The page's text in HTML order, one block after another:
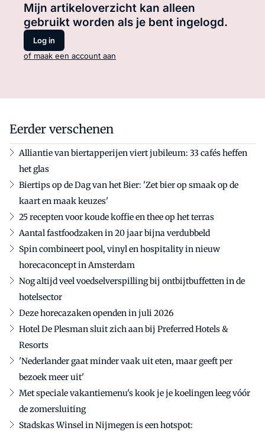
Mijn artikeloverzicht kan alleen
gebruikt worden als je bent ingelogd.
Log in
of maak een account aan
Eerder verschenen
Alliantie van biertapperijen viert jubileum: 33 cafés heffen
het glas
Biertips op de Dag van het Bier: 'Zet bier op smaak op de
kaart en maak keuzes'
25 recepten voor koude koffie en thee op het terras
Aantal fastfoodzaken in 20 jaar bijna verdubbeld
Spin combineert pool, vinyl en hospitality in nieuw
horecaconcept in Amsterdam
Nog altijd veel voedselverspilling bij ontbijtbuffetten in de
hotelsector
Deze horecazaken openden in juli 2026
Hotel De Plesman sluit zich aan bij Preferred Hotels &
Resorts
'Nederlander gaat minder vaak uit eten, maar geeft per
bezoek meer uit'
Met speciale vakantiemenu's kook je je koelingen leeg vóór
de zomersluiting
Stadskas Winsel in Nijmegen is een hotspot: